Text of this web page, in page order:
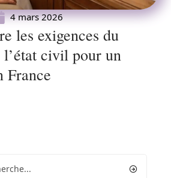
4 mars 2026
les exigences du
l’état civil pour un
France